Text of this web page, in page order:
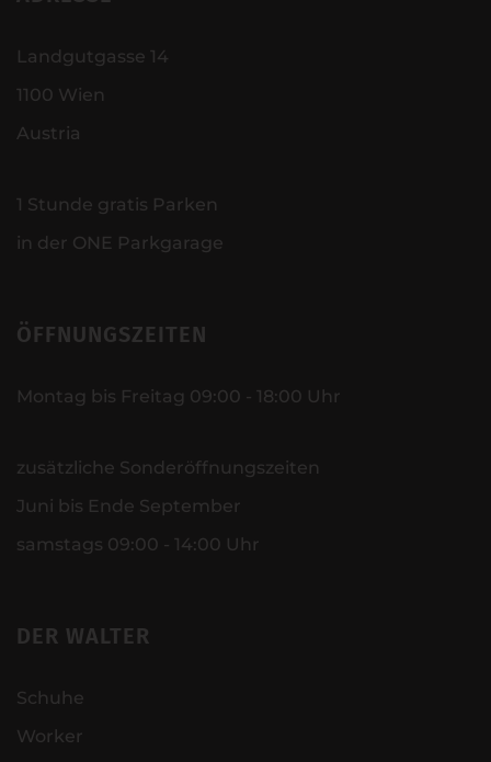
Landgutgasse 14
1100 Wien
Austria
1 Stunde gratis Parken
in der ONE Parkgarage
ÖFFNUNGSZEITEN
Montag bis Freitag 09:00 - 18:00 Uhr
zusätzliche Sonderöffnungszeiten
Juni bis Ende September
samstags 09:00 - 14:00 Uhr
DER WALTER
Schuhe
Worker